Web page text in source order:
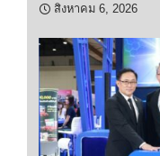
สิงหาคม 6, 2026